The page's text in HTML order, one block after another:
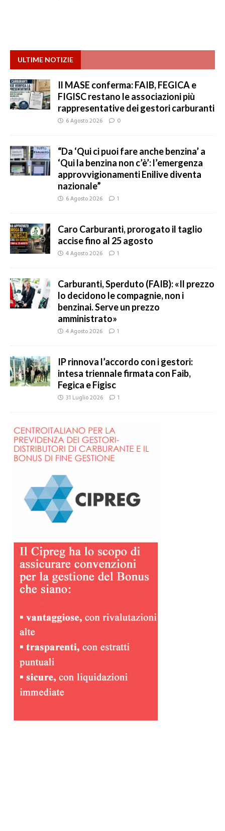
ULTIME NOTIZIE
Il MASE conferma: FAIB, FEGICA e
FIGISC restano le associazioni più
rappresentative dei gestori carburanti
6 Agosto 2026 0
“Da ‘Qui ci puoi fare anche benzina’ a
‘Qui la benzina non c’è’: l’emergenza
approvvigionamenti Enilive diventa
nazionale”
6 Agosto 2026 1
Caro Carburanti, prorogato il taglio
accise fino al 25 agosto
4 Agosto 2026 1
Carburanti, Sperduto (FAIB): «Il prezzo
lo decidono le compagnie, non i
benzinai. Serve un prezzo
amministrato»
4 Agosto 2026 1
IP rinnova l’accordo con i gestori:
intesa triennale firmata con Faib,
Fegica e Figisc
31 Luglio 2026 1